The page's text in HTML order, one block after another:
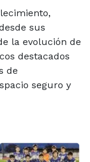
sus
la evolución de
destacados
de
seguro y